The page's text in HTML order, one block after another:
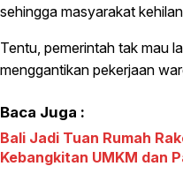
sehingga masyarakat
Tentu, pemerintah tak mau
menggantikan pekerjaan
Baca Juga :
Bali Jadi Tuan Rumah
Kebangkitan UMKM dan